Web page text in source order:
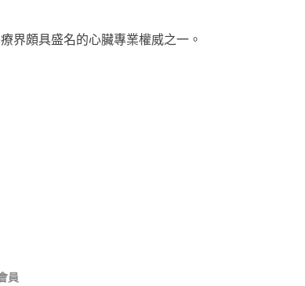
界頗具盛名的心臟專業權威之一。
員